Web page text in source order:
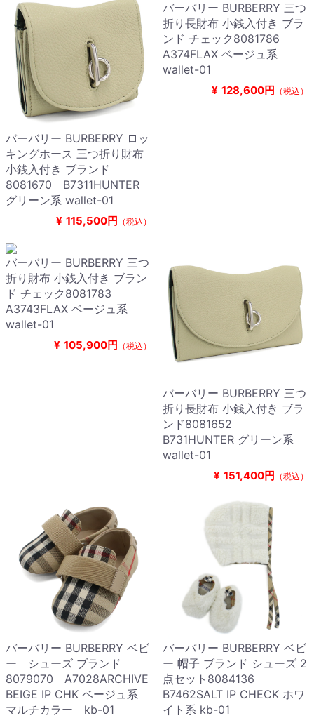
バーバリー BURBERRY ロッ
キングホース 三つ折り財布
小銭入付き ブランド
8081670 B7311HUNTER
グリーン系 wallet-01
¥ 115,500円 （税込）
バーバリー BURBERRY 三つ
折り長財布 小銭入付き ブラ
ンド チェック8081786
A374FLAX ベージュ系
wallet-01
¥ 128,600円 （税込）
バーバリー BURBERRY 三つ
折り財布 小銭入付き ブラン
ド チェック8081783
A3743FLAX ベージュ系
wallet-01
¥ 105,900円 （税込）
バーバリー BURBERRY 三つ
折り長財布 小銭入付き ブラ
ンド8081652
B731HUNTER グリーン系
wallet-01
¥ 151,400円 （税込）
バーバリー BURBERRY ベビ
ー シューズ ブランド
8079070 A7028ARCHIVE
BEIGE IP CHK ベージュ系
マルチカラー kb-01
バーバリー BURBERRY ベビ
ー 帽子 ブランド シューズ 2
点セット8084136
B7462SALT IP CHECK ホワ
イト系 kb-01